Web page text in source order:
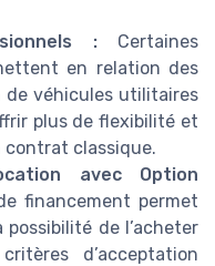
:Certaines
en relation des
de véhicules utilitaires
plus de flexibilité et
contrat classique.
avec Option
financement permet
de l’acheter
d’acceptation